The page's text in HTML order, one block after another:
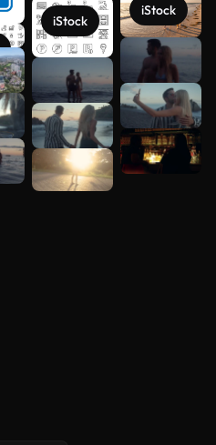
iStock
iStock
Mehr
anzeigen